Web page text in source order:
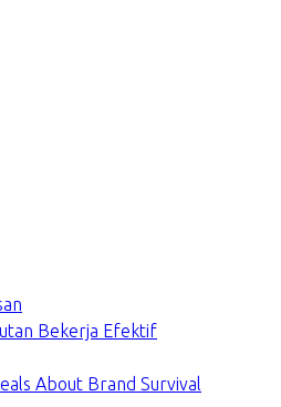
Bekerja Efektif
About Brand Survival